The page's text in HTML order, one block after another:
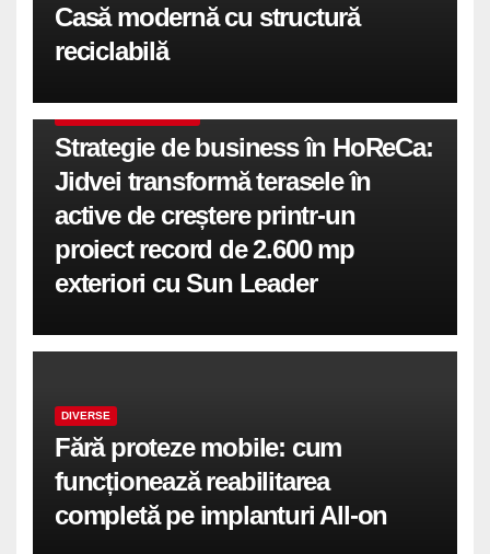
Casă modernă cu structură
reciclabilă
Strategie de business în HoReCa:
Jidvei transformă terasele în
active de creștere printr-un
proiect record de 2.600 mp
exteriori cu Sun Leader
DIVERSE
Fără proteze mobile: cum
funcționează reabilitarea
completă pe implanturi All-on